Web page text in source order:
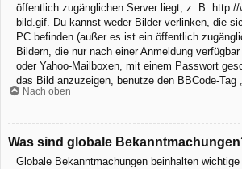
öffentlich zugänglichen Server liegt, z. B. http://
bild.gif. Du kannst weder Bilder verlinken, die
PC befinden (außer es ist ein öffentlich
Bildern, die nur nach einer Anmeldung
oder Yahoo-Mailboxen, mit einem Passwort
das Bild anzuzeigen, benutze den BBCode-Tag
Nach oben
Was sind globale
Globale Bekanntmachungen beinhalten